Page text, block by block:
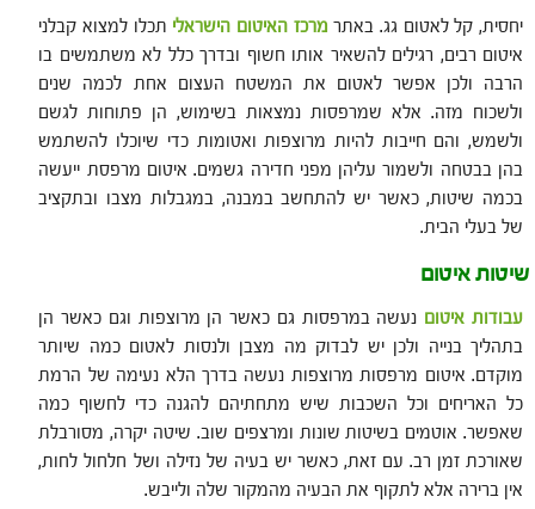
יחסית, קל לאטום גג. באתר מרכז האיטום הישראלי תכלו למצוא קבלני
איטום רבים, רגילים להשאיר אותו חשוף ובדרך כלל לא משתמשים בו
הרבה ולכן אפשר לאטום את המשטח העצום אחת לכמה שנים
ולשכוח מזה. אלא שמרפסות נמצאות בשימוש, הן פתוחות לגשם
ולשמש, והם חייבות להיות מרוצפות ואטומות כדי שיוכלו להשתמש
בהן בבטחה ולשמור עליהן מפני חדירה גשמים. איטום מרפסת ייעשה
בכמה שיטות, כאשר יש להתחשב במבנה, במגבלות מצבו ובתקציב
של בעלי הבית.
שיטות איטום
עבודות איטום נעשה במרפסות גם כאשר הן מרוצפות וגם כאשר הן
בתהליך בנייה ולכן יש לבדוק מה מצבן ולנסות לאטום כמה שיותר
מוקדם. איטום מרפסות מרוצפות נעשה בדרך הלא נעימה של הרמת
כל האריחים וכל השכבות שיש מתחתיהם להגנה כדי לחשוף כמה
שאפשר. אוטמים בשיטות שונות ומרצפים שוב. שיטה יקרה, מסורבלת
שאורכת זמן רב. עם זאת, כאשר יש בעיה של נזילה ושל חלחול לחות,
אין ברירה אלא לתקוף את הבעיה מהמקור שלה ולייבש.